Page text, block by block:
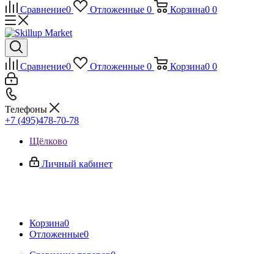
Сравнение0 Отложенные 0 Корзина0 0
Сравнение0 Отложенные 0 Корзина0 0
Телефоны
+7 (495)478-70-78
Щёлково
Личный кабинет
Корзина0
Отложенные0